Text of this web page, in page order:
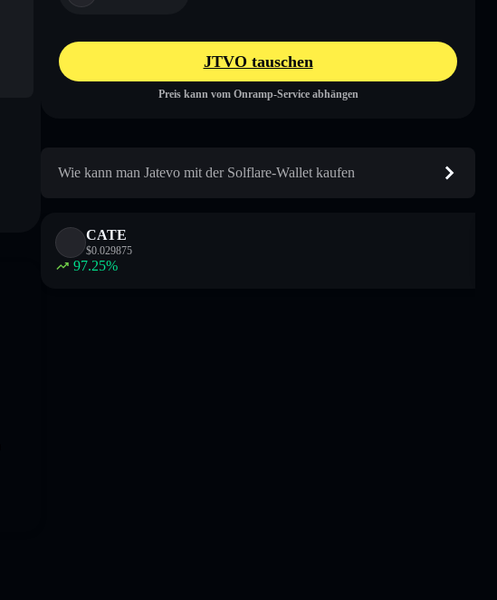
JTVO tauschen
Preis kann vom Onramp-Service abhängen
Wie kann man Jatevo mit der Solflare-Wallet kaufen
CATE
$0.029875
97.25%